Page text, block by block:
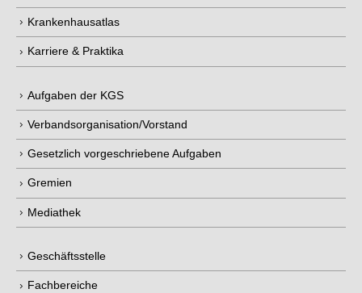
Krankenhausatlas
Karriere & Praktika
Aufgaben der KGS
Verbandsorganisation/Vorstand
Gesetzlich vorgeschriebene Aufgaben
Gremien
Mediathek
Geschäftsstelle
Fachbereiche